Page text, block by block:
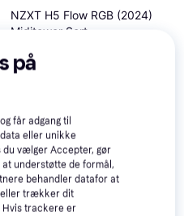
NZXT H5 Flow RGB (2024)
Miditower Sort
9+ butikker
på
får adgang til
eller unikke
du vælger Accepter, gør
understøtte de formål,
behandler datafor at
eller trækker dit
Hvis trackere er